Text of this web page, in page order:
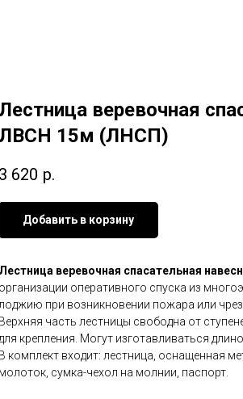
веревочная
15м (ЛНСП)
3 620 р.
Добавить в корзину
Лестница веревочная спасательная
организации оперативного спуска из
при возникновении пожара или
Верхняя часть лестницы свободна от
крепления. Могут изготавливаться
В комплект входит: лестница, оснащенная
молоток, сумка-чехол на молнии, паспорт.